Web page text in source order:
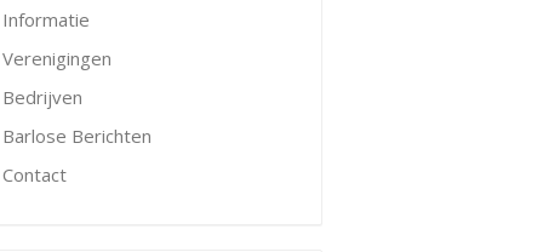
Informatie
Verenigingen
Bedrijven
Barlose Berichten
Contact